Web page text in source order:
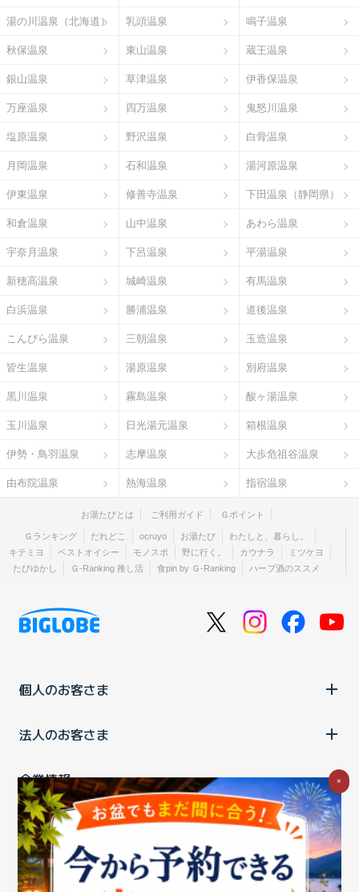
湯の川温泉（北海道） 乳頭温泉 鳴子温泉
秋保温泉 東山温泉 蔵王温泉
銀山温泉 草津温泉 伊香保温泉
万座温泉 四万温泉 鬼怒川温泉
塩原温泉 野沢温泉 白骨温泉
月岡温泉 石和温泉 湯河原温泉
伊東温泉 修善寺温泉 下田温泉（静岡県）
和倉温泉 山中温泉 あわら温泉
宇奈月温泉 下呂温泉 平湯温泉
新穂高温泉 城崎温泉 有馬温泉
白浜温泉 勝浦温泉 道後温泉
こんぴら温泉 三朝温泉 玉造温泉
皆生温泉 湯原温泉 別府温泉
黒川温泉 霧島温泉 酸ヶ湯温泉
玉川温泉 日光湯元温泉 箱根温泉
伊勢・鳥羽温泉 志摩温泉 大歩危祖谷温泉
由布院温泉 熱海温泉 指宿温泉
お湯たびとは ご利用ガイド Ｇポイント
Ｇランキング だれどこ ocruyo お湯たび
わたしと、暮らし。
キテミヨ
ベストオイシー モノスポ 野に行く。 カウナラ
ミツケヨ
たびゆかし
Ｇ-Ranking 推し活 食pin by Ｇ-Ranking ハーブ酒のススメ
個人のお客さま
法人のお客さま
企業情報
ご利用中の方
お問い合わせ消費税の表示 ウェブアクセシビリティの取り組み
×